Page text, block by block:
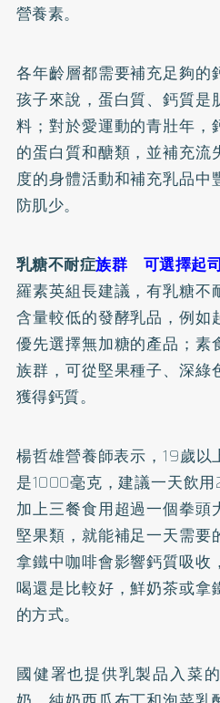
營養素。
各年齡層都需要補充足夠的
孩子來說，蛋白質、鈣質
料；對於愛運動的青壯年
的蛋白質和醣類，並補充
度的身體活動和補充乳品
防肌少。
乳糖不耐症族群 可選擇起
羅素英組長建議，有乳糖
含量較低的發酵乳品，例
優先選擇無加糖的產品；素
族群，可從堅果種子、深
獲得鈣質。
楊哲雄營養師表示，19歲
是1000毫克，建議一天飲
加上三餐食用超過一個拳
堅果類，就能補足一天需
拿鐵中咖啡會影響鈣質吸
喝還是比較好，鮮奶茶或
的方式。
國健署也提供乳製品入菜